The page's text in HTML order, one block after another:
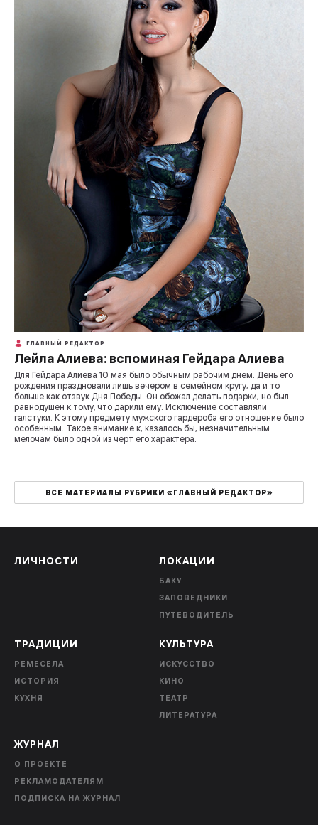
ГЛАВНЫЙ РЕДАКТОР
Лейла Алиева: вспоминая Гейдара Алиева
Для Гейдара Алиева 10 мая было обычным рабочим днем. День его
рождения праздновали лишь вечером в семейном кругу, да и то
больше как отзвук Дня Победы. Он обожал делать подарки, но был
равнодушен к тому, что дарили ему. Исключение составляли
галстуки. К этому предмету мужского гардероба его отношение было
особенным. Такое внимание к, казалось бы, незначительным
мелочам было одной из черт его характера.
ВСЕ МАТЕРИАЛЫ РУБРИКИ «ГЛАВНЫЙ РЕДАКТОР»
ЛИЧНОСТИ ЛОКАЦИИ
БАКУ
ЗАПОВЕДНИКИ
ПУТЕВОДИТЕЛЬ
ТРАДИЦИИ
РЕМЕСЕЛА
ИСТОРИЯ
КУХНЯ
КУЛЬТУРА
ИСКУССТВО
КИНО
ТЕАТР
ЛИТЕРАТУРА
ЖУРНАЛ
О ПРОЕКТЕ
РЕКЛАМОДАТЕЛЯМ
ПОДПИСКА НА ЖУРНАЛ